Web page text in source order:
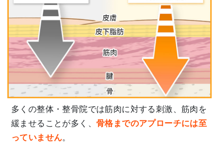
多くの整体・整骨院では筋肉に対する刺激、筋肉を
緩ませることが多く、 骨格までのアプローチには至
っていません。